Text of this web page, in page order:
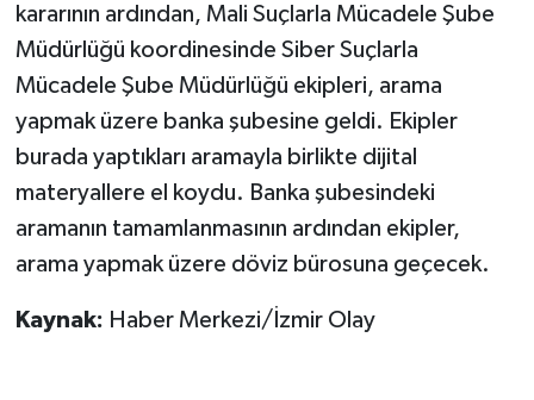
kararının ardından, Mali Suçlarla Mücadele Şube
Müdürlüğü koordinesinde Siber Suçlarla
Mücadele Şube Müdürlüğü ekipleri, arama
yapmak üzere banka şubesine geldi. Ekipler
burada yaptıkları aramayla birlikte dijital
materyallere el koydu. Banka şubesindeki
aramanın tamamlanmasının ardından ekipler,
arama yapmak üzere döviz bürosuna geçecek.
Kaynak: Haber Merkezi/İzmir Olay